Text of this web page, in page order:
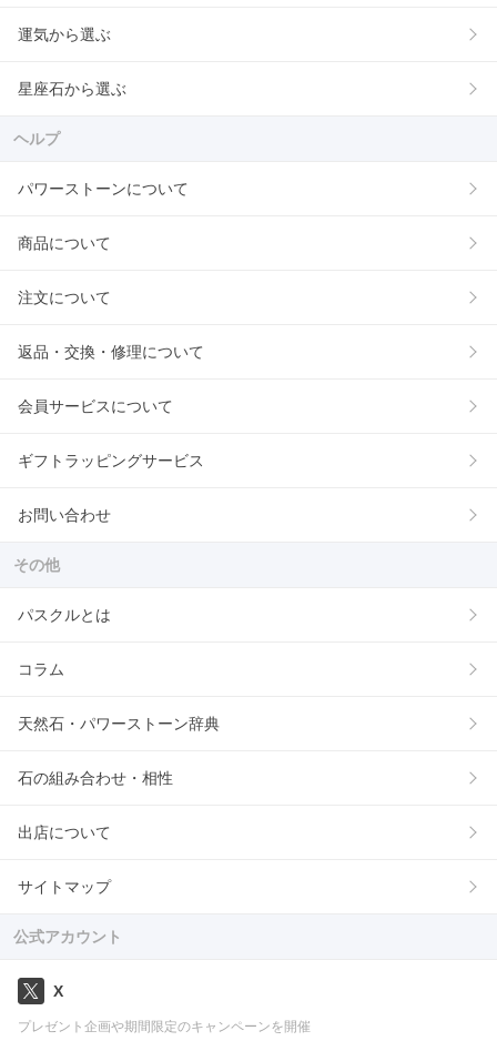
運気から選ぶ
星座石から選ぶ
ヘルプ
パワーストーンについて
商品について
注文について
返品・交換・修理について
会員サービスについて
ギフトラッピングサービス
お問い合わせ
その他
パスクルとは
コラム
天然石・パワーストーン辞典
石の組み合わせ・相性
出店について
サイトマップ
公式アカウント
X
プレゼント企画や期間限定のキャンペーンを開催